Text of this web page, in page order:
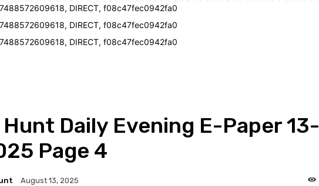
DIRECT, f08c47fec0942fa0
DIRECT, f08c47fec0942fa0
DIRECT, f08c47fec0942fa0
Hunt Daily Evening E-Paper 13-
Page 4
August 13, 2025